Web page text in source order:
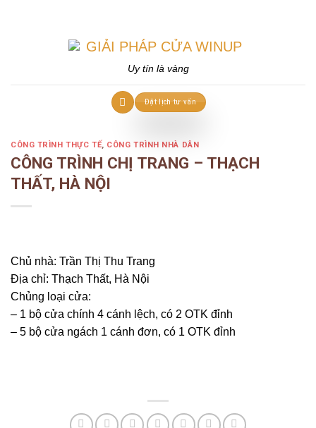
Uy tín là vàng
Đặt lịch tư vấn
CÔNG TRÌNH THỰC TẾ, CÔNG TRÌNH NHÀ DÂN
CÔNG TRÌNH CHỊ TRANG – THẠCH
THẤT, HÀ NỘI
Chủ nhà: Trần Thị Thu Trang
Địa chỉ: Thạch Thất, Hà Nội
Chủng loại cửa:
– 1 bộ cửa chính 4 cánh lệch, có 2 OTK đỉnh
– 5 bộ cửa ngách 1 cánh đơn, có 1 OTK đỉnh